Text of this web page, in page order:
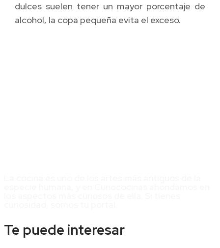
dulces suelen tener un mayor porcentaje de
alcohol, la copa pequeña evita el exceso.
Te puede interesar